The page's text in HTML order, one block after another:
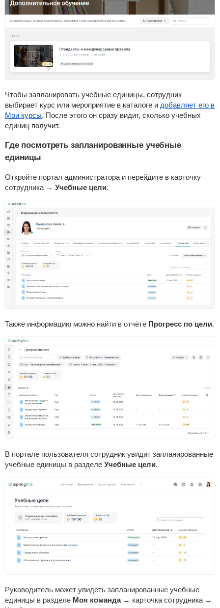
Чтобы запланировать учебные единицы, сотрудник
выбирает курс или мероприятие в каталоге и добавляет его в
Мои курсы. После этого он сразу видит, сколько учебных
единиц получит.
Где посмотреть запланированные учебные
единицы
Откройте портал администратора и перейдите в карточку
сотрудника → Учебные цели.
Также информацию можно найти в отчёте Прогресс по цели.
В портале пользователя сотрудник увидит запланированные
учебные единицы в разделе Учебные цели.
Руководитель может увидеть запланированные учебные
единицы в разделе Моя команда→ карточка сотрудника →